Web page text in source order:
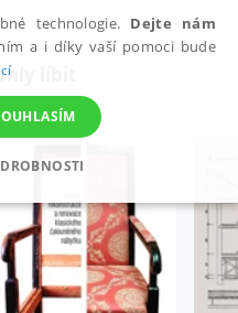
líbit
technologie. Dejte nám
a i díky vaší pomoci bude
MARKETINGOVÉ
SOUBORY